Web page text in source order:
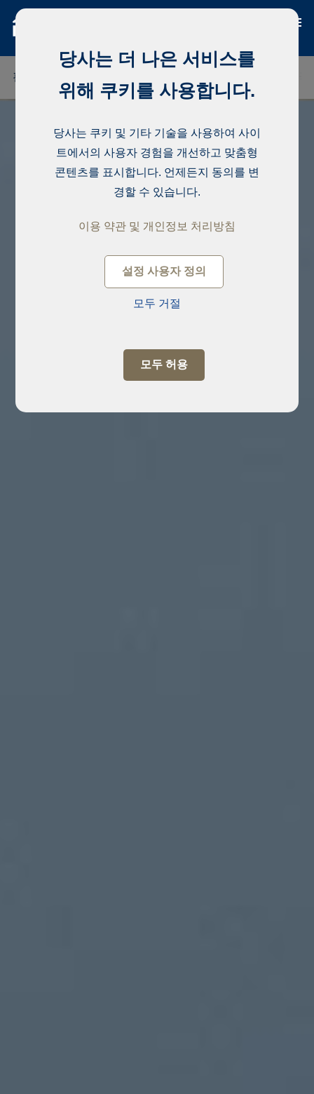
핀란드
당사는 더 나은 서비스를
위해 쿠키를 사용합니다.
당사는 쿠키 및 기타 기술을 사용하여 사이
트에서의 사용자 경험을 개선하고 맞춤형
콘텐츠를 표시합니다. 언제든지 동의를 변
경할 수 있습니다.
이용 약관 및 개인정보 처리방침
설정 사용자 정의
모두 거절
모두 허용